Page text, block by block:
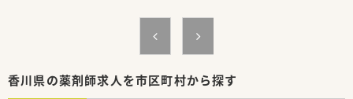
＼こんな方におすすめ／
■安定した環境で無理なくお仕事を続けたい方
■時間的に体力的にゆとりを持って働きたい方
香川県の薬剤師求人を市区町村から探す